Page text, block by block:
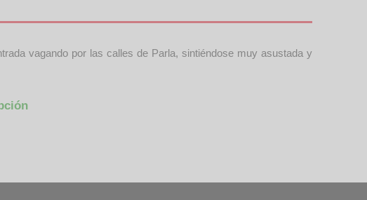
vagando por las calles de Parla, sintiéndose muy asustada y